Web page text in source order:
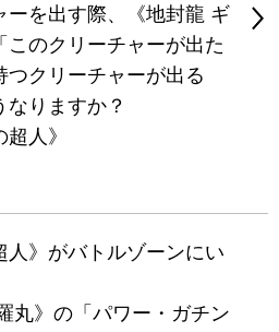
ーを出す際、《地封龍 ギ
このクリーチャーが出た
つクリーチャーが出る
りますか？
人》
人》がバトルゾーンにい
丸》の「パワー・ガチン